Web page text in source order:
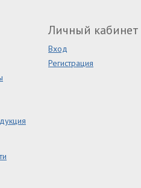
Личный кабинет
Вход
Регистрация